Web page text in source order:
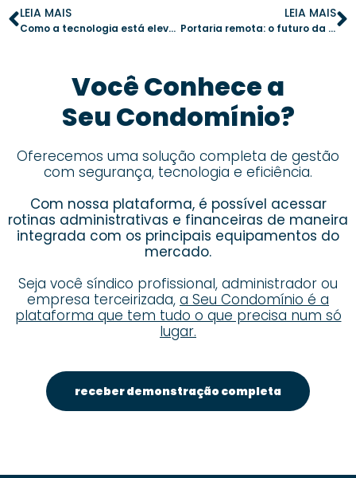
LEIA MAIS
Como a tecnologia está elevando o padrão de segurança nos condomínios
LEIA MAIS
Portaria remota: o futuro da segurança condominial está aqui
Você Conhece a
Seu Condomínio?
Oferecemos uma solução completa de gestão
com segurança, tecnologia e eficiência.
Com nossa plataforma, é possível acessar
rotinas administrativas e financeiras de maneira
integrada com os principais equipamentos do
mercado.
Seja você síndico profissional, administrador ou
empresa terceirizada, a Seu Condomínio é a
plataforma que tem tudo o que precisa num só
lugar.
receber demonstração completa